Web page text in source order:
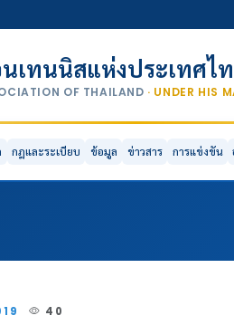
เทนนิสแห่งประเทศไ
OF THAILAND · UNDER HIS
กฎและระเบียบ ข้อมูล ข่าวสาร การแข่งขัน
40